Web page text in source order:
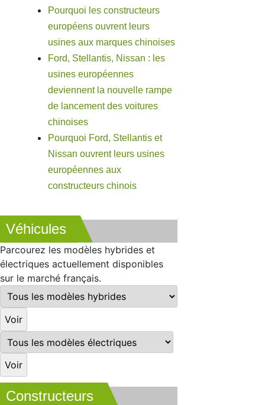
Pourquoi les constructeurs
européens ouvrent leurs
usines aux marques chinoises
Ford, Stellantis, Nissan : les
usines européennes
deviennent la nouvelle rampe
de lancement des voitures
chinoises
Pourquoi Ford, Stellantis et
Nissan ouvrent leurs usines
européennes aux
constructeurs chinois
Véhicules
Parcourez les modèles hybrides et
électriques actuellement disponibles
sur le marché français.
Constructeurs